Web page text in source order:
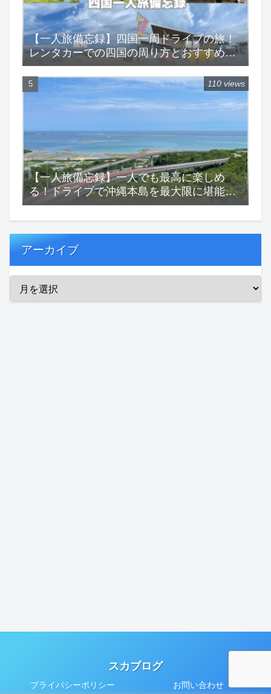
【一人旅備忘録】四国一周ドライブの旅！
レンタカーでの四国の周り方とおすすめス
ポットをご紹介！
【一人旅備忘録】一人でも最高に楽しめ
る！ドライブで沖縄本島を最大限に堪能す
る一人旅！
110 views
アーカイブ
スカブログ
プライバシーポリシー お問い合わせ